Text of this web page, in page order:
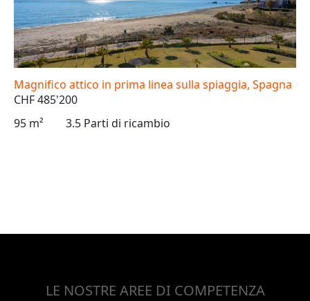
Magnifico attico in prima linea sulla spiaggia, Spagna
CHF 485'200
95 m²
3.5 Parti di ricambio
LE NOSTRE AREE DI COMPETENZA